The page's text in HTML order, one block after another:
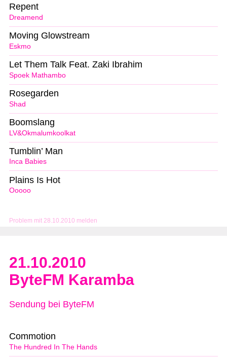
Problem mit 28.10.2010 melden
Dreamend
Repent
Eskmo
Moving Glowstream
Spoek Mathambo
Let Them Talk Feat. Zaki Ibrahim
Shad
Rosegarden
LV&Okmalumkoolkat
Boomslang
Inca Babies
Tumblin’ Man
Ooooo
Plains Is Hot
21.10.2010
ByteFM Karamba
Sendung bei ByteFM
The Hundred In The Hands
Commotion